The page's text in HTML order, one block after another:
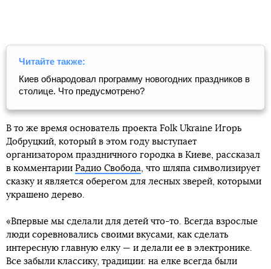
Читайте также:
Киев обнародовал программу новогодних праздников в
столице. Что предусмотрено?
В то же время основатель проекта Folk Ukraine Игорь
Добруцкий, который в этом году выступает
организатором праздничного городка в Киеве, рассказал
в комментарии Радио Свобода, что шляпа символизирует
сказку и является оберегом для лесных зверей, которыми
украшено дерево.
«Впервые мы сделали для детей что-то. Всегда взрослые
люди соревновались своими вкусами, как сделать
интересную главную елку — и делали ее в электронике.
Все забыли классику, традиции: на елке всегда были